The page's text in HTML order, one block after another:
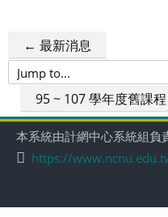
← 最新消息
Jump
95 ~ 107 學年度舊課
本系統由計網中心系統組
https://